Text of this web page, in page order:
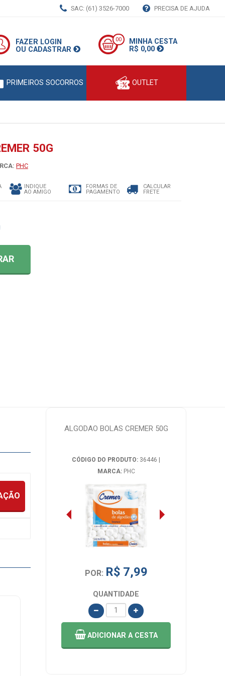
SAC: (61) 3526-7000 PRECISA DE AJUDA
FAZER LOGIN
OU CADASTRAR
00
MINHA CESTA
R$ 0,00
PRIMEIROS SOCORROS OUTLET
50G
PHC
INDIQUE
AO AMIGO
FORMAS DE
PAGAMENTO
CALCULAR
FRETE
ALGODAO BOLAS CREMER 50G
CÓDIGO DO PRODUTO: 36446 |
MARCA: PHC
POR: R$ 7,99
QUANTIDADE
ADICIONAR A CESTA